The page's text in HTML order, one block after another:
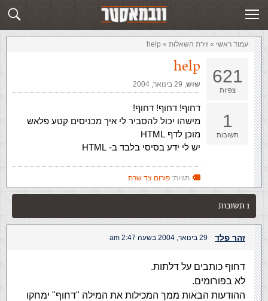
שלח תשובה זירת השאלות
עמוד ראשי » ‏זירת השאלות‏ »
help
621
צפיות
1
תשובות
help
שוש,‏ 29 בינואר, 2004
דחוף! דחוף! דחוף!
מישהו יכול להסביר לי איך מכניסים קטע פלאש
מוכן לדף HTML
יש לי ידע בסיסי בלבד ב- HTML
תגיות: פורום צד שרת
1 תשובות
זהר פלד 29 בינואר, 2004 בשעה 2:47 am
דחוף כותבים על דלתות.
לא בפורומים.
ההודעות הבאות ממך המכילות את המילה "דחוף" ימחקו